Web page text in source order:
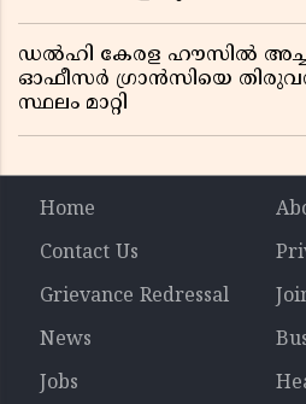
ഡൽഹി കേരള ഹൗസിൽ
ഓഫീസർ ഗ്രാൻസിയെ
സ്ഥലം മാറ്റി
Home
Contact Us
Grievance Redressal
News
Jobs